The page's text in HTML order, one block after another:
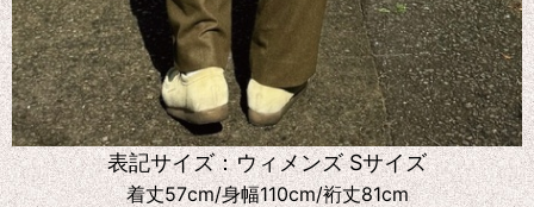
表記サイズ：ウィメンズ Sサイズ
着丈57cm/身幅110cm/裄丈81cm